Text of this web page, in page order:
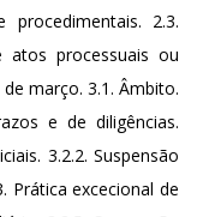
procedimentais. 2.3.
processuais ou
março. 3.1. Âmbito.
e de diligências.
3.2.2. Suspensão
Prática excecional de